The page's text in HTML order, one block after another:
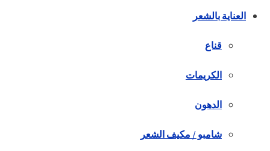
العناية بالشعر
قناع
الكريمات
الدهون
شامبو / مكيف الشعر